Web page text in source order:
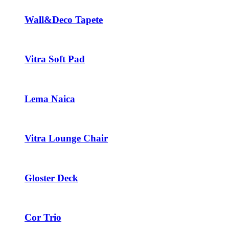
Wall&Deco Tapete
Vitra Soft Pad
Lema Naica
Vitra Lounge Chair
Gloster Deck
Cor Trio